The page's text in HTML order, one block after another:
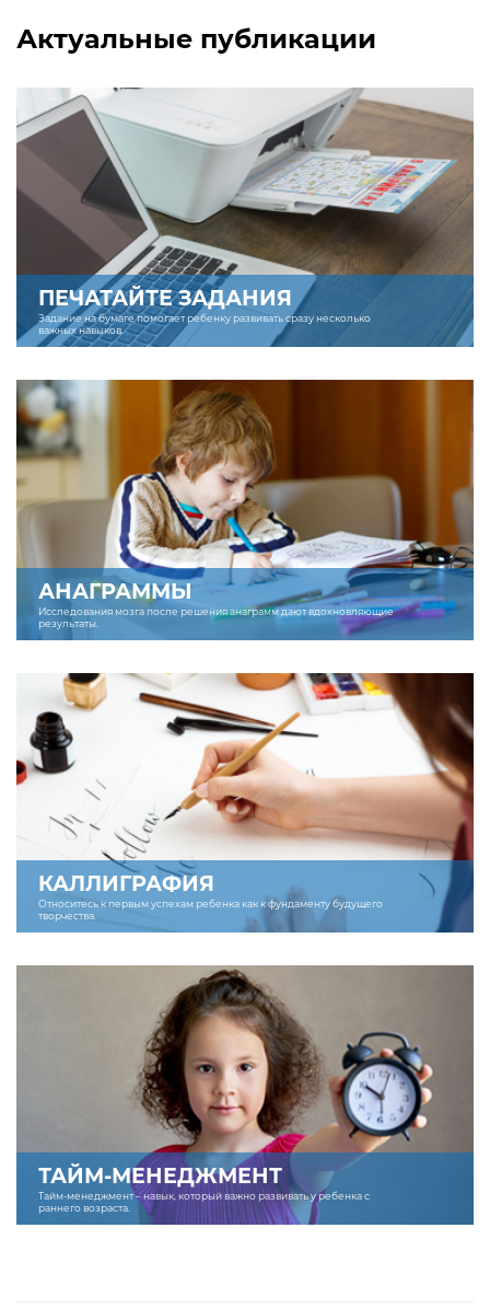
Актуальные публикации
ПЕЧАТАЙТЕ ЗАДАНИЯ
Задание на бумаге помогает ребенку развивать сразу несколько
важных навыков.
АНАГРАММЫ
Исследования мозга после решения анаграмм дают вдохновляющие
результаты.
КАЛЛИГРАФИЯ
Относитесь к первым успехам ребенка как к фундаменту будущего
творчества.
ТАЙМ-МЕНЕДЖМЕНТ
Тайм-менеджмент – навык, который важно развивать у ребенка с
раннего возраста.